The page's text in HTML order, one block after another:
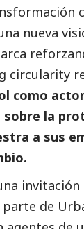
nueva
circularity
como
sobre la
a sus
de